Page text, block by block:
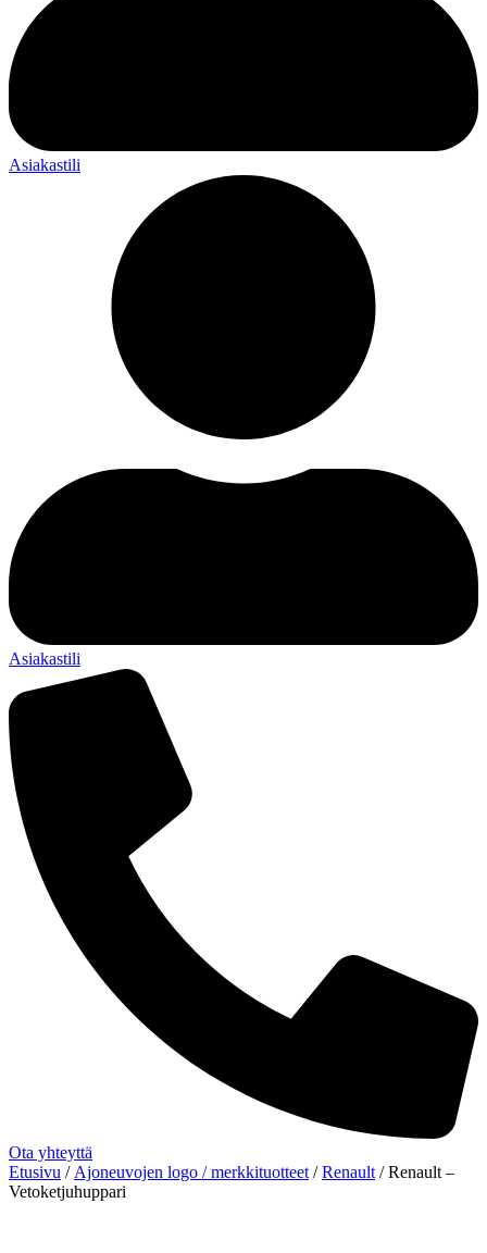
Asiakastili
Asiakastili
Ota yhteyttä
Etusivu / Ajoneuvojen logo / merkkituotteet /Renault / Renault –
Vetoketjuhuppari